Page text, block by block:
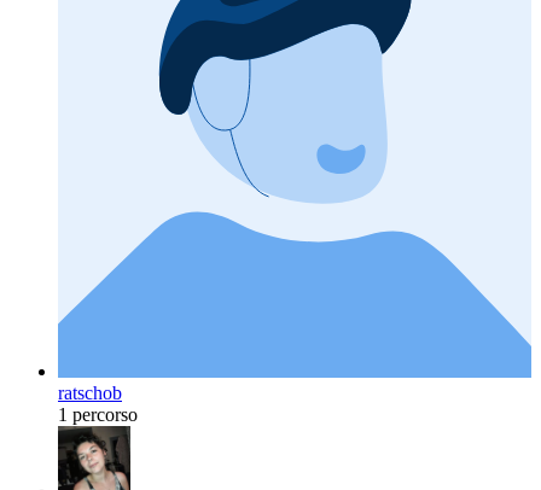
ratschob
1 percorso